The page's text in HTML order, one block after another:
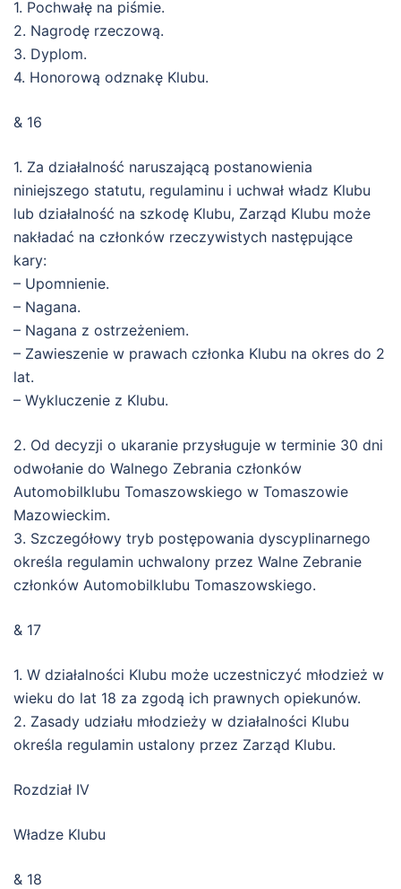
1. Pochwałę na piśmie.
2. Nagrodę rzeczową.
3. Dyplom.
4. Honorową odznakę Klubu.
& 16
1. Za działalność naruszającą postanowienia
niniejszego statutu, regulaminu i uchwał władz Klubu
lub działalność na szkodę Klubu, Zarząd Klubu może
nakładać na członków rzeczywistych następujące
kary:
– Upomnienie.
– Nagana.
– Nagana z ostrzeżeniem.
– Zawieszenie w prawach członka Klubu na okres do 2
lat.
– Wykluczenie z Klubu.
2. Od decyzji o ukaranie przysługuje w terminie 30 dni
odwołanie do Walnego Zebrania członków
Automobilklubu Tomaszowskiego w Tomaszowie
Mazowieckim.
3. Szczegółowy tryb postępowania dyscyplinarnego
określa regulamin uchwalony przez Walne Zebranie
członków Automobilklubu Tomaszowskiego.
& 17
1. W działalności Klubu może uczestniczyć młodzież w
wieku do lat 18 za zgodą ich prawnych opiekunów.
2. Zasady udziału młodzieży w działalności Klubu
określa regulamin ustalony przez Zarząd Klubu.
Rozdział IV
Władze Klubu
& 18